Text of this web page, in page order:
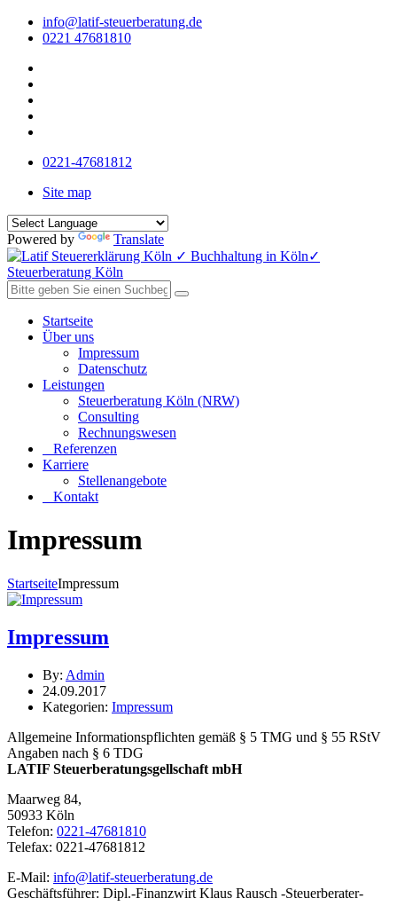
info@latif-steuerberatung.de
0221 47681810
0221-47681812
Site map
Powered by Translate
Startseite
Über uns
Impressum
Datenschutz
Leistungen
Steuerberatung Köln (NRW)
Consulting
Rechnungswesen
Referenzen
Karriere
Stellenangebote
Kontakt
Impressum
StartseiteImpressum
Impressum
By: Admin
24.09.2017
Kategorien: Impressum
Allgemeine Informationspflichten gemäß § 5 TMG und § 55 RStV
Angaben nach § 6 TDG
LATIF Steuerberatungsgellschaft mbH
Maarweg 84,
50933 Köln
Telefon: 0221-47681810
Telefax: 0221-47681812
E-Mail: info@latif-steuerberatung.de
Geschäftsführer: Dipl.-Finanzwirt Klaus Rausch -Steuerberater-